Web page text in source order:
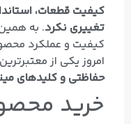
کیفیت قطعات،
تغییری نکرد. به
کیفیت و عملکرد
امروز یکی از
حفاظتی و کلیدهای
خرید